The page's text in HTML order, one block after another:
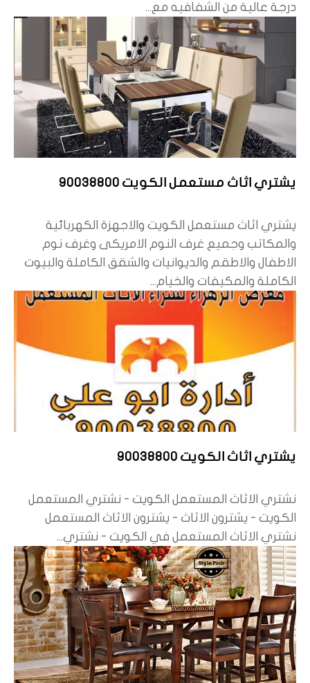
درجة عالية من الشفافيه مع...
يشتري اثاث مستعمل الكويت 90038800
يشتري اثاث مستعمل الكويت والاجهزة الكهربائية
والمكاتب وجميع غرف النوم الامريكى وغرف نوم
الاطفال والاطقم والديوانيات والشقق الكاملة والبيوت
الكاملة والمكيفات والخيام...
يشتري اثاث الكويت 90038800
نشتري الاثاث المستعمل الكويت - نشتري المستعمل
الكويت - يشترون الاثاث - يشترون الاثاث المستعمل
نشتري الاثاث المستعمل في الكويت - نشتري...